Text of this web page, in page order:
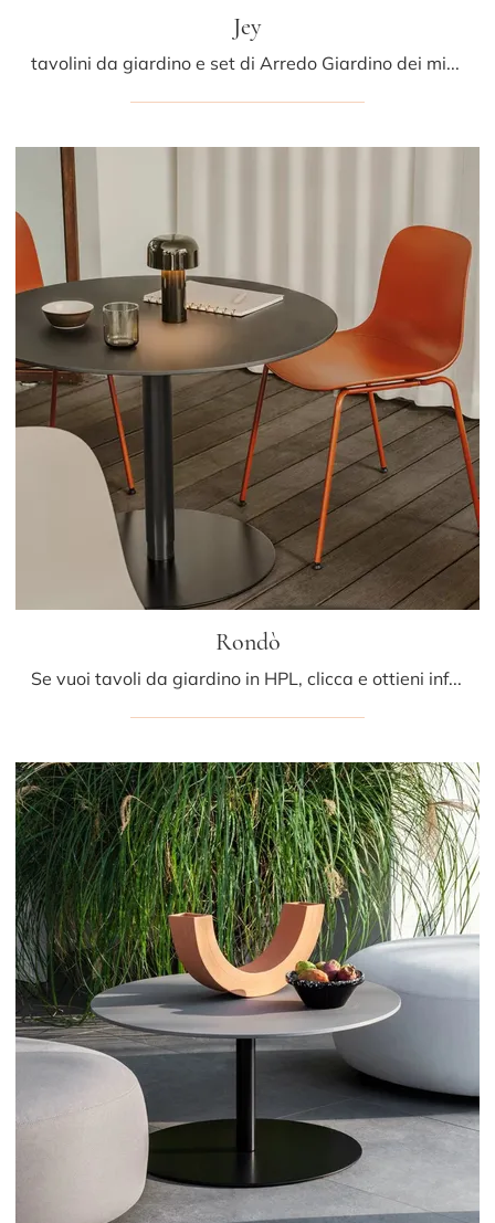
Jey
tavolini da giardino e set di Arredo Giardino dei migliori produttori: ottieni informazioni sul modello Jey di LaPalma, clicca subito!
Rondò
Se vuoi tavoli da giardino in HPL, clicca e ottieni informazioni sul modello Rondò della marca LaPalma.